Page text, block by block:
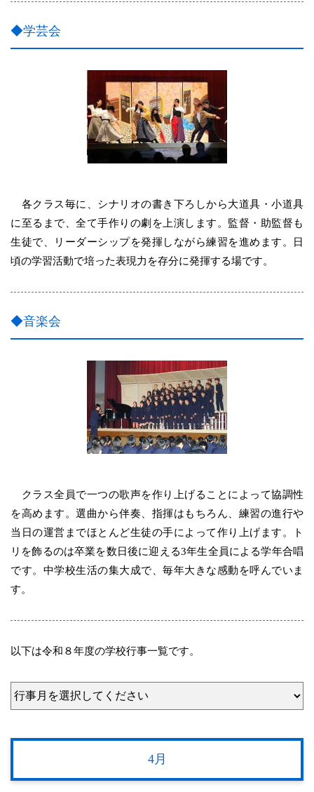
◆学芸会
各クラス毎に、シナリオの書き下ろしから大道具・小道具
に至るまで、全て手作りの劇を上演します。監督・助監督も
生徒で、リーダーシップを発揮しながら練習を進めます。日
頃の学習活動で培った表現力を存分に発揮する場です。
◆音楽会
クラス全員で一つの歌声を作り上げることによって協調性
を高めます。選曲から伴奏、指揮はもちろん、練習の進行や
当日の運営までほとんど生徒の手によって作り上げます。ト
リを飾るのは卒業を数日後に迎える3年生全員による学年合唱
です。中学校生活の集大成で、毎年大きな感動を呼んでいま
す。
以下は令和８年度の学校行事一覧です。
4月